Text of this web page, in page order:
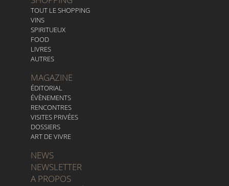
TOUT LE SHOPPING
VINS
SPIRITUEUX
FOOD
LIVRES
AUTRES
MAGAZINE
ÉDITORIAL
ÉVÈNEMENTS
RENCONTRES
VISITES PRIVÉES
DOSSIERS
ART DE VIVRE
NEWS
NEWSLETTER
A PROPOS